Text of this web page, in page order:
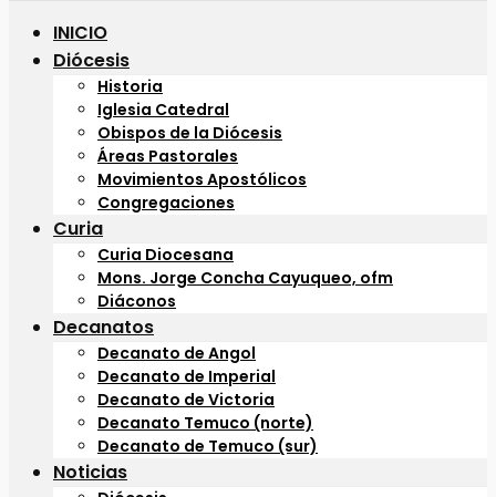
INICIO
Diócesis
Historia
Iglesia Catedral
Obispos de la Diócesis
Áreas Pastorales
Movimientos Apostólicos
Congregaciones
Curia
Curia Diocesana
Mons. Jorge Concha Cayuqueo, ofm
Diáconos
Decanatos
Decanato de Angol
Decanato de Imperial
Decanato de Victoria
Decanato Temuco (norte)
Decanato de Temuco (sur)
Noticias